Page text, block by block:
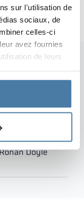
sur l'utilisation de
sociaux, de
celles-ci
avez fournies
de leurs
quality
the service
Doyle